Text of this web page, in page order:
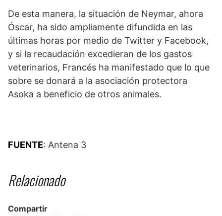
De esta manera, la situación de Neymar, ahora
Óscar, ha sido ampliamente difundida en las
últimas horas por medio de Twitter y Facebook,
y si la recaudación excedieran de los gastos
veterinarios, Francés ha manifestado que lo que
sobre se donará a la asociación protectora
Asoka a beneficio de otros animales.
FUENTE: Antena 3
Relacionado
Compartir